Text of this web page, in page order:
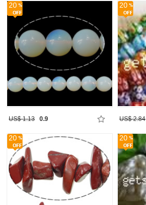
20
US$ 1.13 0.9
20
US$ 2.84
20 20